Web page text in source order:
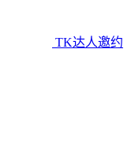
TK达人邀约